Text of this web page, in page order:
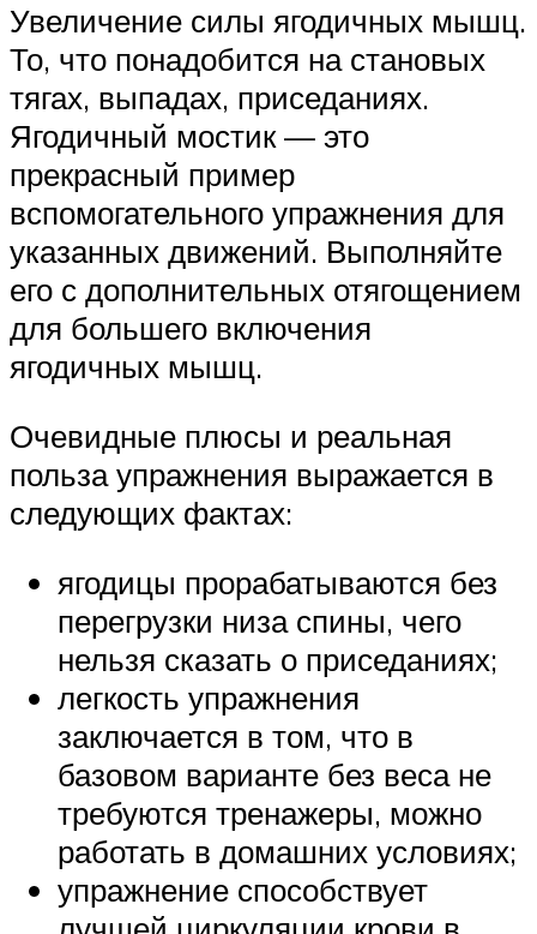
Увеличение силы ягодичных мышц.
То, что понадобится на становых
тягах, выпадах, приседаниях.
Ягодичный мостик — это
прекрасный пример
вспомогательного упражнения для
указанных движений. Выполняйте
его с дополнительных отягощением
для большего включения
ягодичных мышц.
Очевидные плюсы и реальная
польза упражнения выражается в
следующих фактах:
ягодицы прорабатываются без
перегрузки низа спины, чего
нельзя сказать о приседаниях;
легкость упражнения
заключается в том, что в
базовом варианте без веса не
требуются тренажеры, можно
работать в домашних условиях;
упражнение способствует